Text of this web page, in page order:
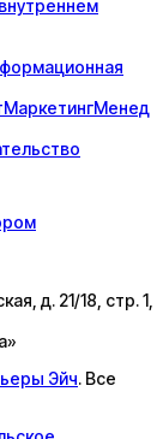
МаркетингМенед
д. 21/18, стр. 1,
Эйч. Все